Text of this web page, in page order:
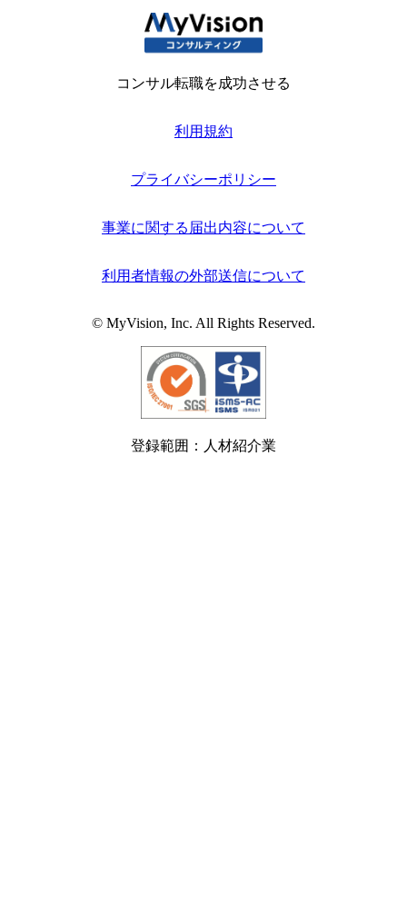
コンサル転職を成功させる
利用規約
プライバシーポリシー
事業に関する届出内容について
利用者情報の外部送信について
© MyVision, Inc. All Rights Reserved.
登録範囲：人材紹介業